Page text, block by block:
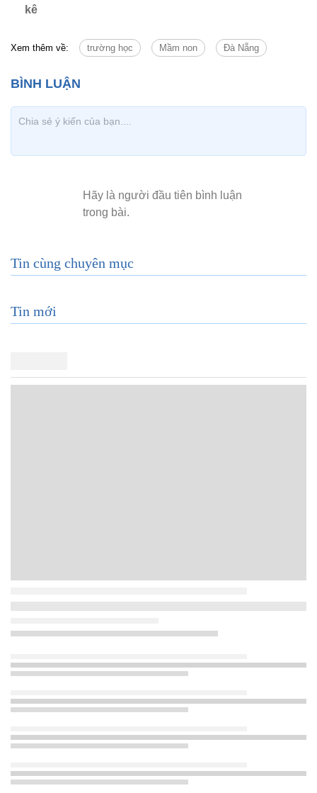
kê
Xem thêm về: trường học Mầm non Đà Nẵng
Tin cùng chuyên mục
Tin mới